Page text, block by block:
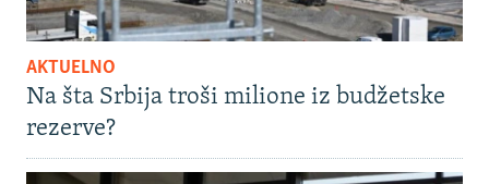
AKTUELNO
Na šta Srbija troši milione iz budžetske
rezerve?